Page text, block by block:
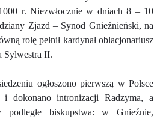
r. Niezwłocznie w dniach 8 – 10
Zjazd – Synod Gnieźnieński, na
rolę pełnił kardynał oblacjonariusz
Sylwestra II.
ogłoszono pierwszą w Polsce
i dokonano intronizacji Radzyma, a
podległe biskupstwa: w Gnieźnie,